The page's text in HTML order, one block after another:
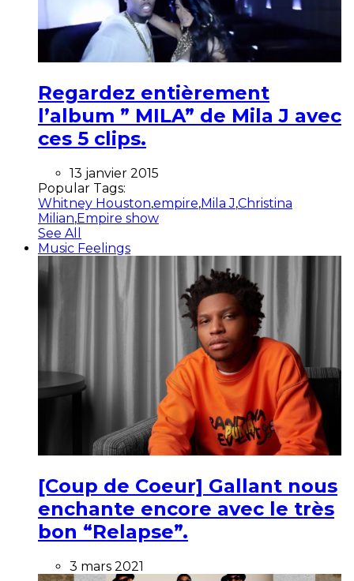
Regardez entièrement
l’album ” MILA” de Mila J avec
ces 5 clips.
13 janvier 2015
Popular Tags:
Whitney Houston,empire,Mila J,Christina
Milian,Empire show
See All
Music Feelings
[Coup de Coeur] Gallant nous
enchante encore avec le très
bon “Relapse”.
3 mars 2021